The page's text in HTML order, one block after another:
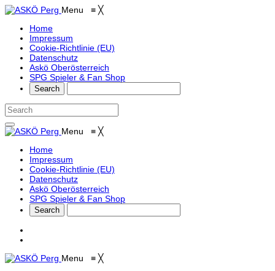
Menu ≡ ╳
Home
Impressum
Cookie-Richtlinie (EU)
Datenschutz
Askö Oberösterreich
SPG Spieler & Fan Shop
Menu ≡ ╳
Home
Impressum
Cookie-Richtlinie (EU)
Datenschutz
Askö Oberösterreich
SPG Spieler & Fan Shop
Menu ≡ ╳